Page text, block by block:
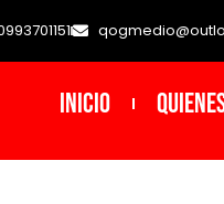
INICIO